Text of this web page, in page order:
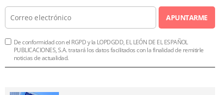
APUNTARME
De conformidad con el RGPD y la LOPDGDD, EL LEÓN DE EL ESPAÑOL
PUBLICACIONES, S.A. tratará los datos facilitados con la finalidad de remitirle
noticias de actualidad.